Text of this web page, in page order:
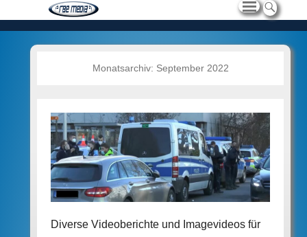
Monatsarchiv: September 2022
Diverse Videoberichte und Imagevideos für